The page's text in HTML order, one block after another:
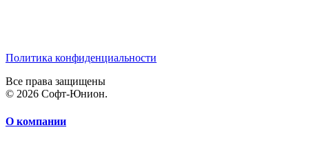
Политика конфиденциальности
Все права защищены
© 2026 Софт-Юнион.
О компании